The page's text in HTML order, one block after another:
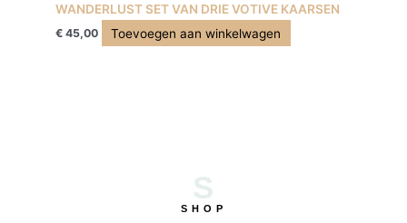
WANDERLUST SET VAN DRIE VOTIVE KAARSEN
€ 45,00 Toevoegen aan winkelwagen
S
SHOP